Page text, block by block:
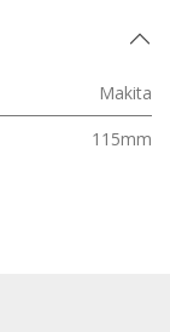
Makita
115mm